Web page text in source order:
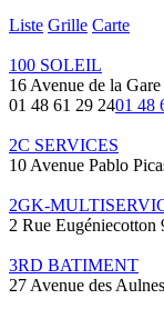
Liste Grille Carte
100 SOLEIL
16 Avenue de la
01 48 61 29 2401 48
2C SERVICES
10 Avenue Pablo
2GK-
2 Rue
3RD BATIMENT
27 Avenue des